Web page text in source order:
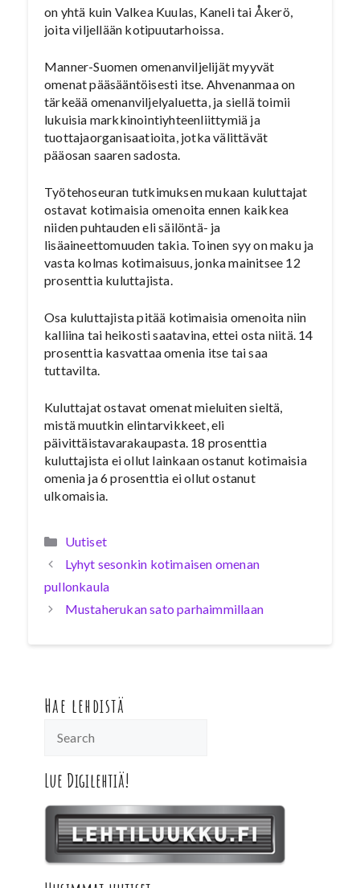
on yhtä kuin Valkea Kuulas, Kaneli tai Åkerö,
joita viljellään kotipuutarhoissa.
Manner-Suomen omenanviljelijät myyvät
omenat pääsääntöisesti itse. Ahvenanmaa on
tärkeää omenanviljelyaluetta, ja siellä toimii
lukuisia markkinointiyhteenliittymiä ja
tuottajaorganisaatioita, jotka välittävät
pääosan saaren sadosta.
Työtehoseuran tutkimuksen mukaan kuluttajat
ostavat kotimaisia omenoita ennen kaikkea
niiden puhtauden eli säilöntä- ja
lisäaineettomuuden takia. Toinen syy on maku ja
vasta kolmas kotimaisuus, jonka mainitsee 12
prosenttia kuluttajista.
Osa kuluttajista pitää kotimaisia omenoita niin
kalliina tai heikosti saatavina, ettei osta niitä. 14
prosenttia kasvattaa omenia itse tai saa
tuttavilta.
Kuluttajat ostavat omenat mieluiten sieltä,
mistä muutkin elintarvikkeet, eli
päivittäistavarakaupasta. 18 prosenttia
kuluttajista ei ollut lainkaan ostanut kotimaisia
omenia ja 6 prosenttia ei ollut ostanut
ulkomaisia.
Kategoriat
Uutiset
Lyhyt sesonkin kotimaisen omenan
pullonkaula
Mustaherukan sato parhaimmillaan
Hae lehdistä
Lue Digilehtiä!